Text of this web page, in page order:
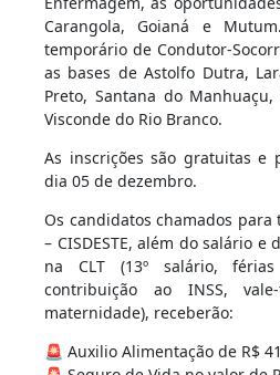
Carangola, Goianá e
temporário de Condutor-
as bases de Astolfo Dutra,
Preto, Santana do
Visconde do Rio Branco.
As inscrições são gratuitas e
dia 05 de dezembro.
Os candidatos chamados para
– CISDESTE, além do salário e
na CLT (13º salário, férias
contribuição ao INSS,
maternidade), receberão:
🚨 Auxilio Alimentação de R$